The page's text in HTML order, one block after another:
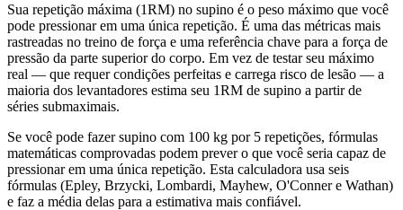
Sua repetição máxima (1RM) no supino é o peso máximo que você
pode pressionar em uma única repetição. É uma das métricas mais
rastreadas no treino de força e uma referência chave para a força de
pressão da parte superior do corpo. Em vez de testar seu máximo
real — que requer condições perfeitas e carrega risco de lesão — a
maioria dos levantadores estima seu 1RM de supino a partir de
séries submaximais.
Se você pode fazer supino com 100 kg por 5 repetições, fórmulas
matemáticas comprovadas podem prever o que você seria capaz de
pressionar em uma única repetição. Esta calculadora usa seis
fórmulas (Epley, Brzycki, Lombardi, Mayhew, O'Conner e Wathan)
e faz a média delas para a estimativa mais confiável.